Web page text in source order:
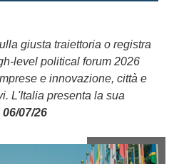
giusta traiettoria o registra
level political forum 2026
e innovazione, città e
L'Italia presenta la sua
06/07/26